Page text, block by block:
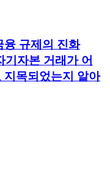
융 규제의 진화
기자본 거래가 어
지목되었는지 알아